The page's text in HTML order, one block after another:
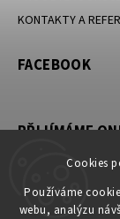
Cookies
Používáme
webu, analýzu
KONTAKTY A
FACEBOOK
PŘIJÍMÁME